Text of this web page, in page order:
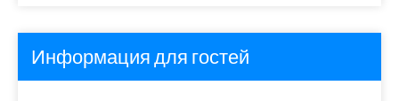
Информация для гостей